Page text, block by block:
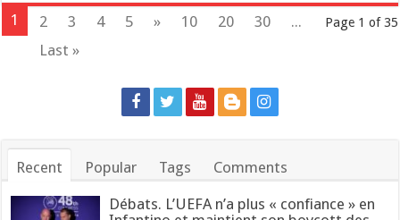
Page 1 of 35
1 2 3 4 5 » 10 20 30
...
Last »
Recent Popular Tags Comments
Débats. L’UEFA n’a plus « confiance » en